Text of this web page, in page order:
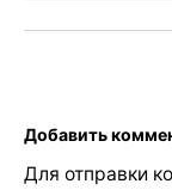
Добавить
Для отправки